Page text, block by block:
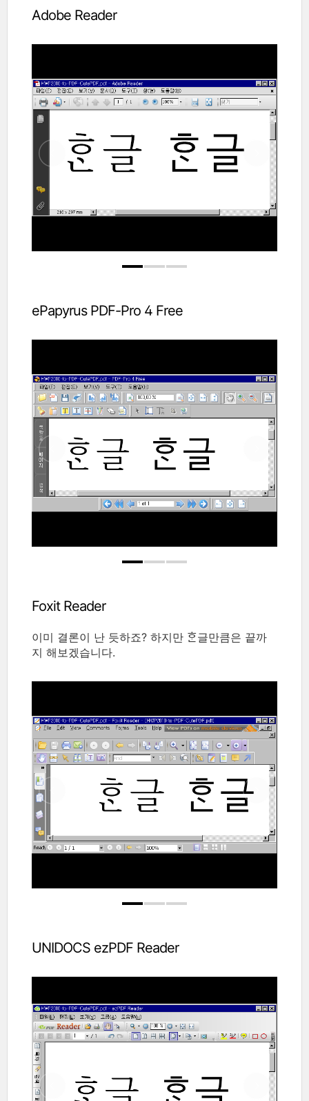
Adobe Reader
ePapyrus PDF-Pro 4 Free
Foxit Reader
이미 결론이 난 듯하죠? 하지만 ᄒᆞᆫ글만큼은 끝까
지 해보겠습니다.
UNIDOCS ezPDF Reader